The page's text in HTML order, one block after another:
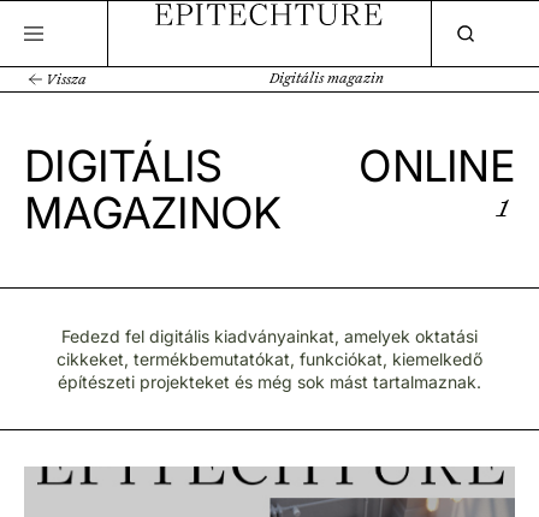
Vissza Digitális magazin
DIGITÁLIS
MAGAZINOK
ONLINE
1
Fedezd fel digitális kiadványainkat, amelyek oktatási
cikkeket, termékbemutatókat, funkciókat, kiemelkedő
építészeti projekteket és még sok mást tartalmaznak.